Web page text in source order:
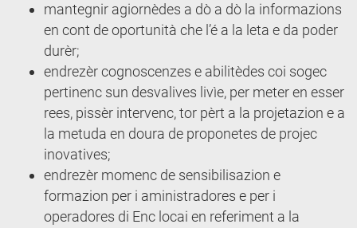
mantegnir agiornèdes a dò a dò la informazions
en cont de oportunità che l’é a la leta e da poder
durèr;
endrezèr cognoscenzes e abilitèdes coi sogec
pertinenc sun desvalives livìe, per meter en esser
rees, pissèr intervenc, tor pèrt a la projetazion e a
la metuda en doura de proponetes de projec
inovatives;
endrezèr momenc de sensibilisazion e
formazion per i aministradores e per i
operadores di Enc locai en referiment a la